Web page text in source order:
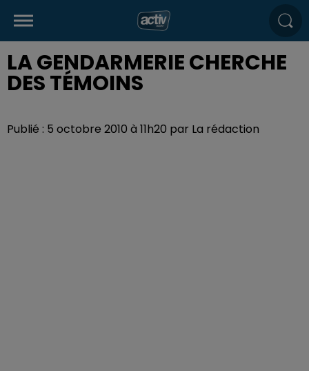
LA GENDARMERIE CHERCHE
DES TÉMOINS
Publié : 5 octobre 2010 à 11h20 par La rédaction